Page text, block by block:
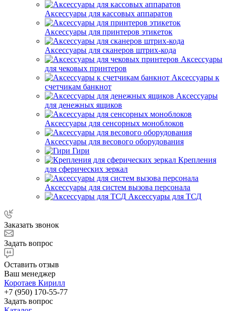
Аксессуары для кассовых аппаратов
Аксессуары для принтеров этикеток
Аксессуары для сканеров штрих-кода
Аксессуары
для чековых принтеров
Аксессуары к
счетчикам банкнот
Аксессуары
для денежных ящиков
Аксессуары для сенсорных моноблоков
Аксессуары для весового оборудования
Гири
Крепления
для сферических зеркал
Аксессуары для систем вызова персонала
Аксессуары для ТСД
Заказать звонок
Задать вопрос
Оставить отзыв
Ваш менеджер
Коротаев Кирилл
+7 (950) 170-55-77
Задать вопрос